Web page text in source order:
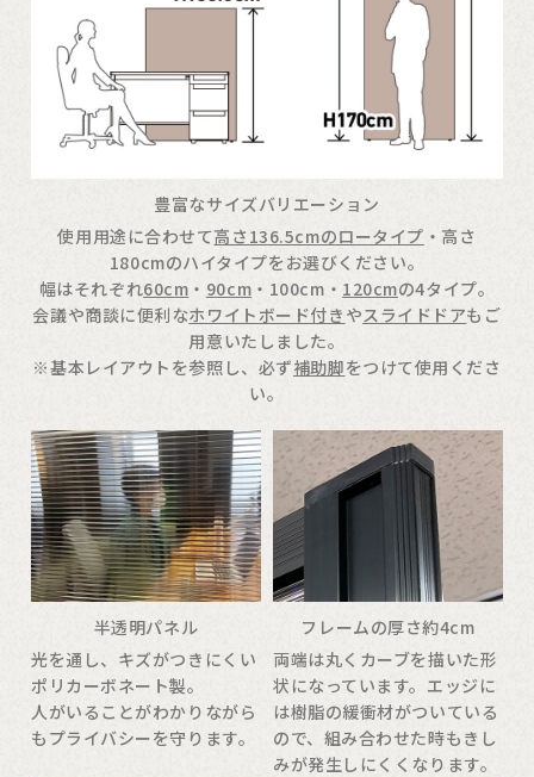
豊富なサイズバリエーション
使用用途に合わせて高さ136.5cmのロータイプ ・高さ
180cmのハイタイプをお選びください。
幅はそれぞれ60cm ・ 90cm ・100cm・ 120cmの4タイプ。
会議や商談に便利なホワイトボード付き やスライドドアもご
用意いたしました。
※基本レイアウトを参照し、必ず補助脚をつけて使用くださ
い。
半透明パネル
光を通し、キズがつきにくい
ポリカーボネート製。
人がいることがわかりながら
もプライバシーを守ります。
フレームの厚さ約4cm
両端は丸くカーブを描いた形
状になっています。エッジに
は樹脂の緩衝材がついている
ので、組み合わせた時もきし
みが発生しにくくなります。